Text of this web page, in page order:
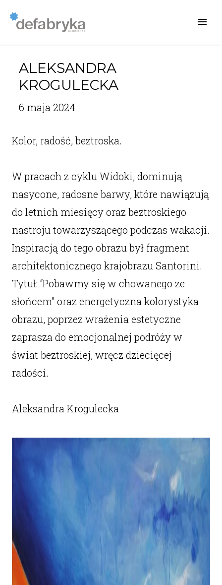
ALEKSANDRA
KROGULECKA
6 maja 2024
Kolor, radość, beztroska.
W pracach z cyklu Widoki, dominują
nasycone, radosne barwy, które nawiązują
do letnich miesięcy oraz beztroskiego
nastroju towarzyszącego podczas wakacji.
Inspiracją do tego obrazu był fragment
architektonicznego krajobrazu Santorini.
Tytuł: “Pobawmy się w chowanego ze
słońcem” oraz energetyczna kolorystyka
obrazu, poprzez wrażenia estetyczne
zaprasza do emocjonalnej podróży w
świat beztroskiej, wręcz dziecięcej
radości.
Aleksandra Krogulecka